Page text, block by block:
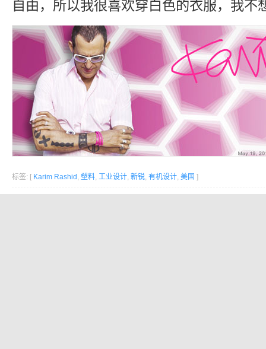
自由，所以我很喜欢穿白色的衣服，我不
标签: [ Karim Rashid , 塑料, 工业设计, 新锐, 有机设计, 美国 ]